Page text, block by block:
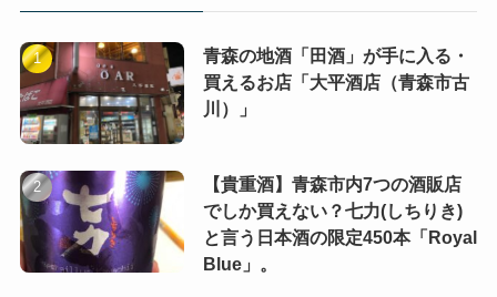
青森の地酒「田酒」が手に入る・
買えるお店「大平酒店（青森市古
川）」
【貴重酒】青森市内7つの酒販店
でしか買えない？七力(しちりき)
と言う日本酒の限定450本「Royal
Blue」。